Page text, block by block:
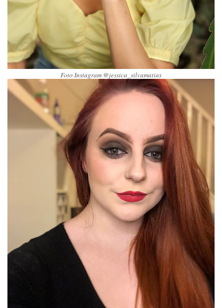
Foto Instagram @jessica_silvamatias